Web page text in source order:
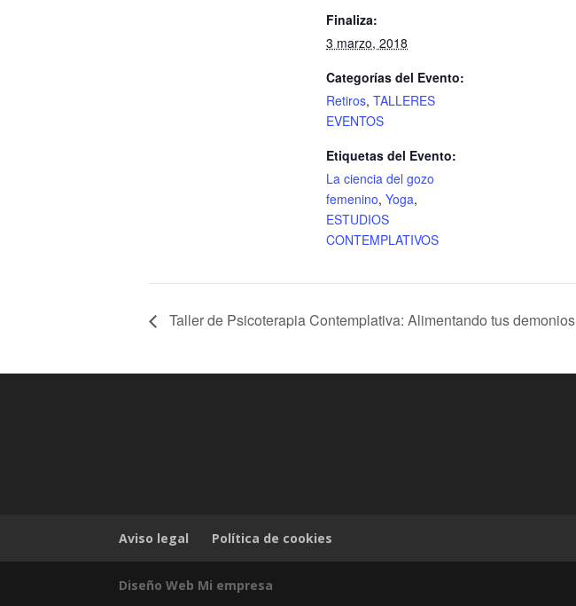
Finaliza:
3 marzo, 2018
Categorías del Evento:
Retiros, TALLERES
EVENTOS
Etiquetas del Evento:
La ciencia del gozo
femenino, Yoga,
ESTUDIOS
CONTEMPLATIVOS
Taller de Psicoterapia Contemplativa: Alimentando tus demonios
Aviso legal Política de cookies
Diseño Web Mi empresa